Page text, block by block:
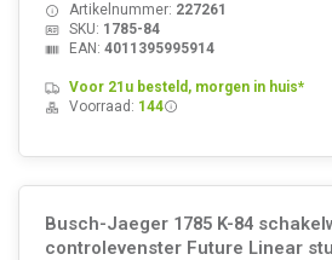
Artikelnummer: 227261
SKU: 1785-84
EAN: 4011395995914
Voor 21u besteld, morgen in huis*
Voorraad: 144
Busch-Jaeger 1785 K-84
controlevenster Future Linear